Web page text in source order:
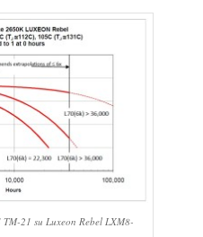
21 su Luxeon Rebel LXM8-